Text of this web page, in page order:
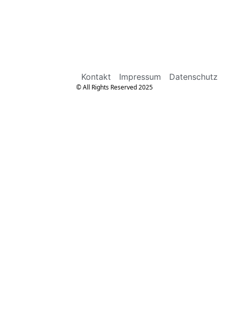
Kontakt Impressum Datenschutz
© All Rights Reserved 2025